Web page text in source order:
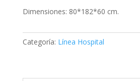
Dimensiones: 80*182*60 cm.
Categoría: Línea Hospital